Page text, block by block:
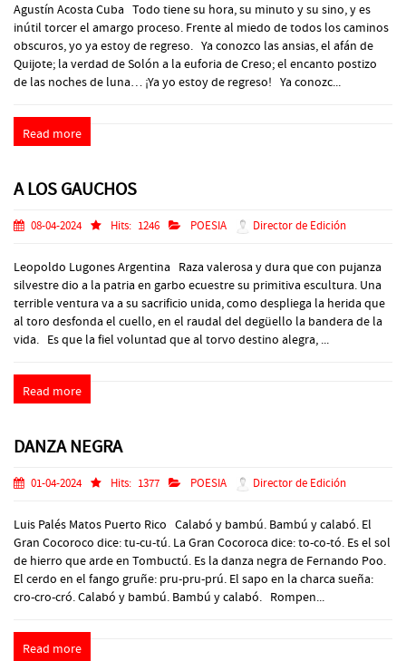
Agustín Acosta Cuba Todo tiene su hora, su minuto y su sino, y es
inútil torcer el amargo proceso. Frente al miedo de todos los caminos
obscuros, yo ya estoy de regreso. Ya conozco las ansias, el afán de
Quijote; la verdad de Solón a la euforia de Creso; el encanto postizo
de las noches de luna… ¡Ya yo estoy de regreso! Ya conozc...
Read more
A LOS GAUCHOS
08-04-2024 Hits: 1246 POESIA Director de Edición
Leopoldo Lugones Argentina Raza valerosa y dura que con pujanza
silvestre dio a la patria en garbo ecuestre su primitiva escultura. Una
terrible ventura va a su sacrificio unida, como despliega la herida que
al toro desfonda el cuello, en el raudal del degüello la bandera de la
vida. Es que la fiel voluntad que al torvo destino alegra, ...
Read more
DANZA NEGRA
01-04-2024 Hits: 1377 POESIA Director de Edición
Luis Palés Matos Puerto Rico Calabó y bambú. Bambú y calabó. El
Gran Cocoroco dice: tu-cu-tú. La Gran Cocoroca dice: to-co-tó. Es el sol
de hierro que arde en Tombuctú. Es la danza negra de Fernando Poo.
El cerdo en el fango gruñe: pru-pru-prú. El sapo en la charca sueña:
cro-cro-cró. Calabó y bambú. Bambú y calabó. Rompen...
Read more